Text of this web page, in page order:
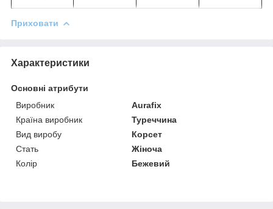
Приховати
Характеристики
Основні атрибути
Виробник
Aurafix
Країна виробник
Туреччина
Вид виробу
Корсет
Стать
Жіноча
Колір
Бежевий